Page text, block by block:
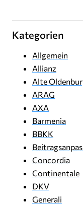
Kategorien
Allgemein
Allianz
Alte
ARAG
AXA
Barmenia
BBKK
Concordia
Continentale
DKV
Generali